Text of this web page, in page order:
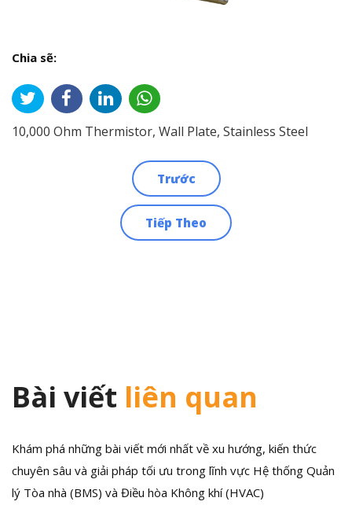
Chia sẽ:
10,000 Ohm Thermistor, Wall Plate, Stainless Steel
Trước
Tiếp Theo
Bài viết liên quan
Khám phá những bài viết mới nhất về xu hướng, kiến thức
chuyên sâu và giải pháp tối ưu trong lĩnh vực Hệ thống Quản
lý Tòa nhà (BMS) và Điều hòa Không khí (HVAC)